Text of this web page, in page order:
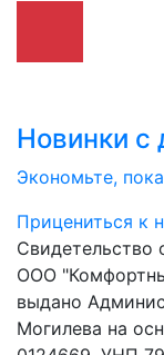
Новинки с
Экономьте,
Прицениться к
Свидетельство
ООО
выдано
Могилева на